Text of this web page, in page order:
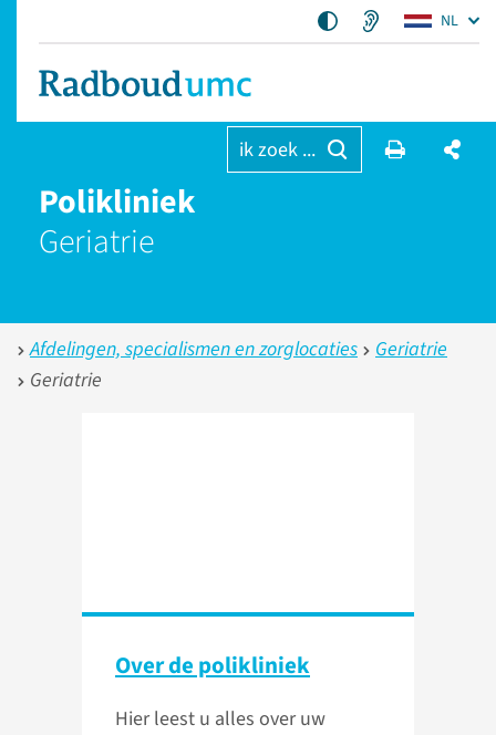
NL
ik zoek ...
Polikliniek
Geriatrie
Afdelingen, specialismen en zorglocaties
Geriatrie
Geriatrie
Over de polikliniek
Hier leest u alles over uw